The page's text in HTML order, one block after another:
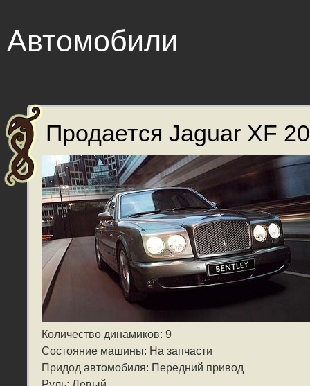
Автомобили
Продается Jaguar XF
Количество динамиков: 9
Состояние машины: На запчасти
Придод автомобиля: Передний привод